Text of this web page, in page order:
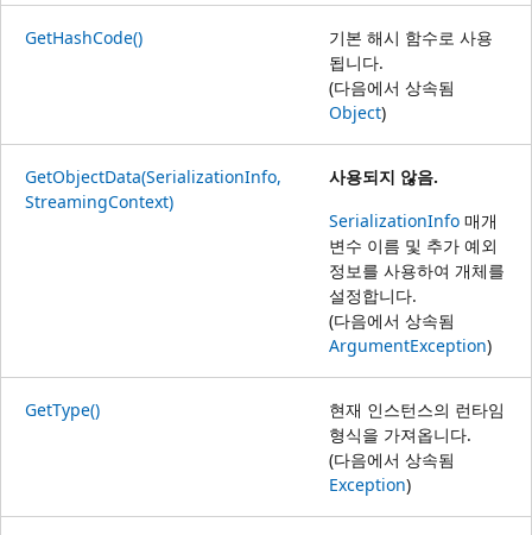
GetHashCode()
기본 해시 함수로 사용
됩니다.
(다음에서 상속됨
Object)
GetObjectData(SerializationInfo,
StreamingContext)
사용되지 않음.
SerializationInfo 매개
변수 이름 및 추가 예외
정보를 사용하여 개체를
설정합니다.
(다음에서 상속됨
ArgumentException)
GetType()
현재 인스턴스의 런타임
형식을 가져옵니다.
(다음에서 상속됨
Exception)